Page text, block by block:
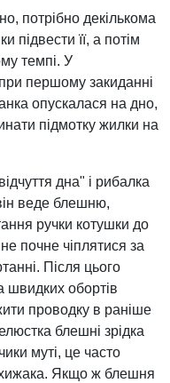
потрібно декількома
підвести її, а потім
темпі. У
першому закиданні
опускалася на дно,
підмотку жилки на
дна" і рибалка
веде блешню,
ручки котушки до
почне чіплятися за
Після цього
швидких обортів
проводку в раніше
блешні зрідка
муті, це часто
хижака. Якщо ж блешня